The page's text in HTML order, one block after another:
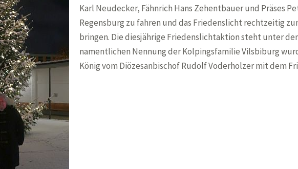
Karl Neudecker, Fähnrich Hans Zehentbauer und Präses
Regensburg zu fahren und das Friedenslicht rechtzeitig
bringen. Die diesjährige Friedenslichtaktion steht unter
namentlichen Nennung der Kolpingsfamilie Vilsbiburg
König vom Diözesanbischof Rudolf Voderholzer mit dem